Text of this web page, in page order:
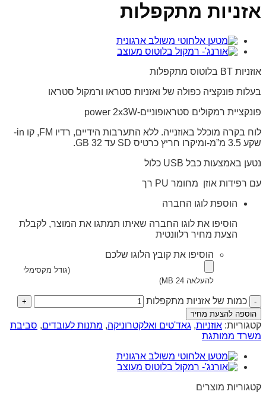
אזניות מתקפלות
אוזניות BT בלוטוס מתקפלות
בעלות פונקציה כפולה של ואזניות סטראו ורמקול סטראו
פונקציית רמקולים סטראופוניים-power 2x3W
לוח בקרה מוכלל באוזנייה. ללא התערבות הידיים, רדיו FM, קו in-
שקע 3.5 מ”מ-ומיקרו חריץ כרטיס SD עד 32 GB.
נטען באמצעות כבל USB כלול
עם רפידות אוזן מחומר PU רך
הוספת לוגו החברה
הוסיפו את לוגו החברה שאיתו תמתגו את המוצר, לקבלת
הצעת מחיר רלוונטית
הוסיפו את קובץ הלוגו שלכם
(גודל מקסימלי
להעלאה 24 MB)
כמות של אזניות מתקפלות
הוספה להצעת מחיר
קטגוריות: אוזניות, גאד'טים ואלקטרוניקה, מתנות לעובדים, סביבת
משרד ממותגת
קטגוריות מוצרים